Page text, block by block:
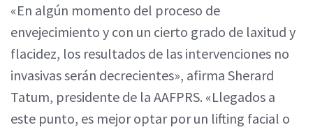
«En algún momento del proceso de
envejecimiento y con un cierto grado de laxitud y
flacidez, los resultados de las intervenciones no
invasivas serán decrecientes», afirma Sherard
Tatum, presidente de la AAFPRS. «Llegados a
este punto, es mejor optar por un lifting facial o